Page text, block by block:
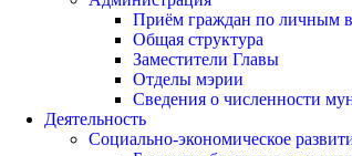
Приём граждан по личным
Общая структура
Заместители Главы
Отделы мэрии
Сведения о численности
Деятельность
Социально-экономическое